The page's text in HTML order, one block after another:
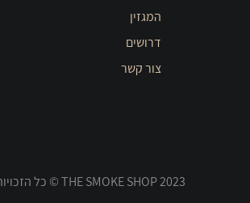
המגזין
דרושים
צור קשר
THE SMOKE SHOP 2023 © כל הזכויות שמורות.